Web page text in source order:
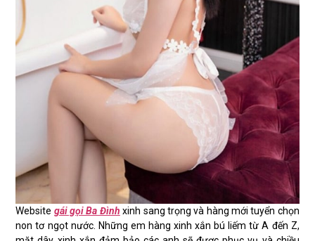
Website gái gọi Ba Đình xinh sang trọng và hàng mới tuyển chọn
non tơ ngọt nước. Những em hàng xinh xắn bú liếm từ A đến Z,